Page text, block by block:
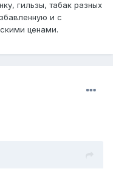
гильзы, табак разных
и с
ценами.